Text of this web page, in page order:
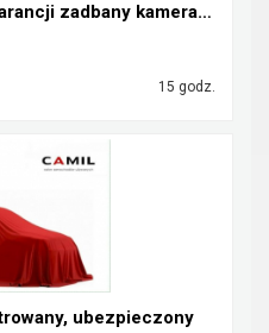
Mercedes A 180 Rok Gwarancji zadbany kamera pdc au...
15 godz.
ubezpieczony